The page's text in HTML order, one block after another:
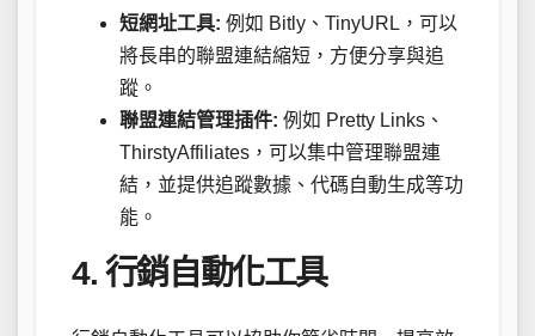
短網址工具: 例如 Bitly、TinyURL，可以
將長串的聯盟連結縮短，方便分享與追
蹤。
聯盟連結管理插件: 例如 Pretty Links、
ThirstyAffiliates，可以集中管理聯盟連
結，並提供追蹤數據、代碼自動生成等功
能。
4. 行銷自動化工具